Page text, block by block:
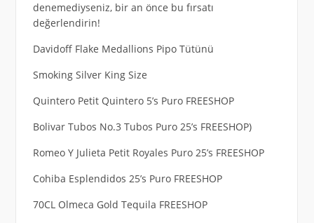
denemediyseniz, bir an önce bu fırsatı
değerlendirin!
Davidoff Flake Medallions Pipo Tütünü
Smoking Silver King Size
Quintero Petit Quintero 5’s Puro FREESHOP
Bolivar Tubos No.3 Tubos Puro 25’s FREESHOP)
Romeo Y Julieta Petit Royales Puro 25’s FREESHOP
Cohiba Esplendidos 25’s Puro FREESHOP
70CL Olmeca Gold Tequila FREESHOP